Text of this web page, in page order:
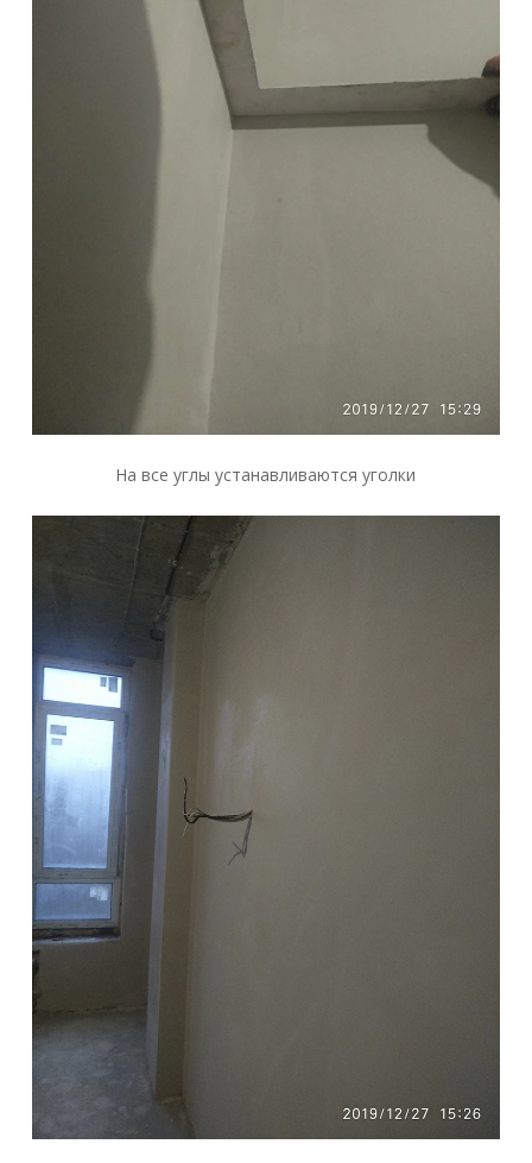
На все углы устанавливаются уголки